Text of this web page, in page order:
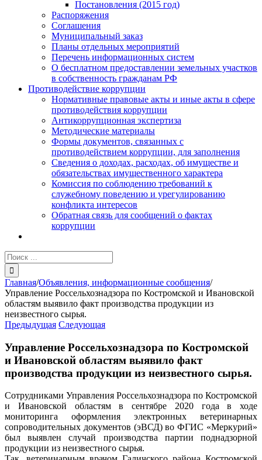
Постановления (2015 год)
Распоряжения
Соглашения
Муниципальный заказ
Планы отдельных мероприятий
Перечень информационных систем
О бесплатном предоставлении земельных участков
в собственность гражданам РФ
Противодействие коррупции
Нормативные правовые акты и иные акты в сфере
противодействия коррупции
Антикоррупционная экспертиза
Методические материалы
Формы документов, связанных с
противодействием коррупции, для заполнения
Сведения о доходах, расходах, об имуществе и
обязательствах имущественного характера
Комиссия по соблюдению требований к
служебному поведению и урегулированию
конфликта интересов
Обратная связь для сообщений о фактах
коррупции
Результат
поиска:
Главная/Объявления, информационные сообщения/
Управление Россельхознадзора по Костромской и Ивановской
областям выявило факт производства продукции из
неизвестного сырья.
Предыдущая Следующая
Управление Россельхознадзора по Костромской
и Ивановской областям выявило факт
производства продукции из неизвестного сырья.
Сотрудниками Управления Россельхознадзора по Костромской
и Ивановской областям в сентябре 2020 года в ходе
мониторинга оформления электронных ветеринарных
сопроводительных документов (эВСД) во ФГИС «Меркурий»
был выявлен случай производства партии поднадзорной
продукции из неизвестного сырья.